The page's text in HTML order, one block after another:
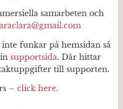
samarbeten och
funkar på hemsidan så
supportsida. Där hittar
till supporten.
– click here.